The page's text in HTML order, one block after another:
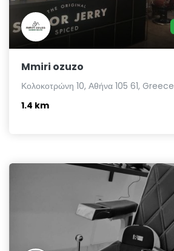
Mmiri ozuzo
Κολοκοτρώνη 10, Αθήνα 105 61, Greece
1.4 km